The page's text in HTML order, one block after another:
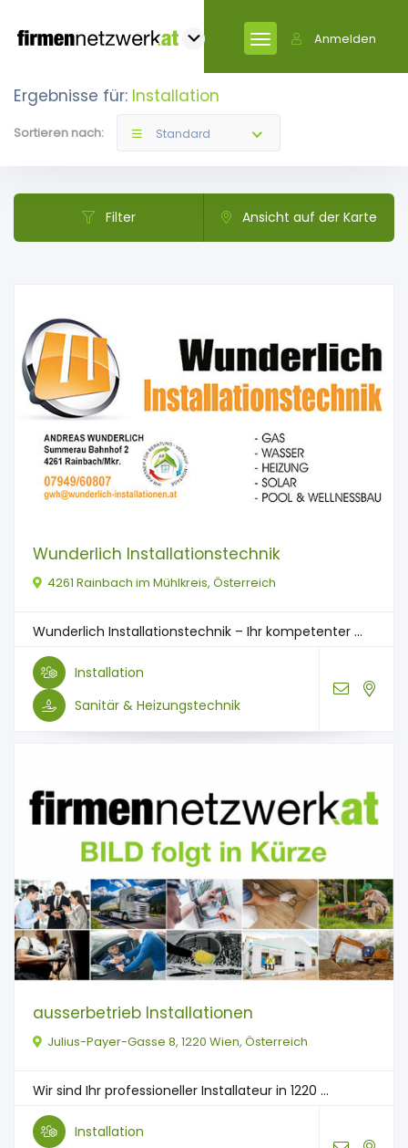
Anmelden
Ergebnisse für: Installation
Sortieren nach: Standard
Filter Ansicht auf der Karte
Wunderlich Installationstechnik
4261 Rainbach im Mühlkreis, Österreich
Wunderlich Installationstechnik – Ihr kompetenter ...
Installation
Sanitär & Heizungstechnik
ausserbetrieb Installationen
Julius-Payer-Gasse 8, 1220 Wien, Österreich
Wir sind Ihr professioneller Installateur in 1220 ...
Installation